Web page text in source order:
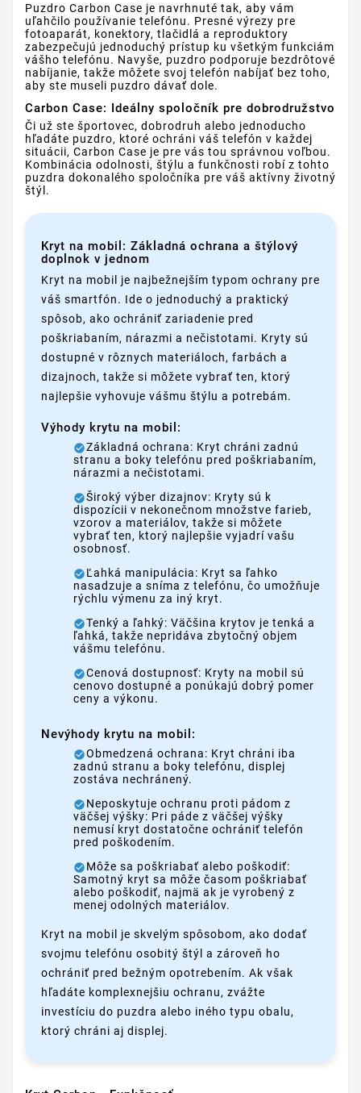
Puzdro Carbon Case je navrhnuté tak, aby vám
uľahčilo používanie telefónu. Presné výrezy pre
fotoaparát, konektory, tlačidlá a reproduktory
zabezpečujú jednoduchý prístup ku všetkým funkciám
vášho telefónu. Navyše, puzdro podporuje bezdrôtové
nabíjanie, takže môžete svoj telefón nabíjať bez toho,
aby ste museli puzdro dávať dole.
Carbon Case: Ideálny spoločník pre dobrodružstvo
Či už ste športovec, dobrodruh alebo jednoducho
hľadáte puzdro, ktoré ochráni váš telefón v každej
situácii, Carbon Case je pre vás tou správnou voľbou.
Kombinácia odolnosti, štýlu a funkčnosti robí z tohto
puzdra dokonalého spoločníka pre váš aktívny životný
štýl.
Kryt na mobil: Základná ochrana a štýlový
doplnok v jednom
Kryt na mobil je najbežnejším typom ochrany pre
váš smartfón. Ide o jednoduchý a praktický
spôsob, ako ochrániť zariadenie pred
poškriabaním, nárazmi a nečistotami. Kryty sú
dostupné v rôznych materiáloch, farbách a
dizajnoch, takže si môžete vybrať ten, ktorý
najlepšie vyhovuje vášmu štýlu a potrebám.
Výhody krytu na mobil:
Základná ochrana: Kryt chráni zadnú
stranu a boky telefónu pred poškriabaním,
nárazmi a nečistotami.
Široký výber dizajnov: Kryty sú k
dispozícii v nekonečnom množstve farieb,
vzorov a materiálov, takže si môžete
vybrať ten, ktorý najlepšie vyjadrí vašu
osobnosť.
Ľahká manipulácia: Kryt sa ľahko
nasadzuje a sníma z telefónu, čo umožňuje
rýchlu výmenu za iný kryt.
Tenký a ľahký: Väčšina krytov je tenká a
ľahká, takže nepridáva zbytočný objem
vášmu telefónu.
Cenová dostupnosť: Kryty na mobil sú
cenovo dostupné a ponúkajú dobrý pomer
ceny a výkonu.
Nevýhody krytu na mobil:
Obmedzená ochrana: Kryt chráni iba
zadnú stranu a boky telefónu, displej
zostáva nechránený.
Neposkytuje ochranu proti pádom z
väčšej výšky: Pri páde z väčšej výšky
nemusí kryt dostatočne ochrániť telefón
pred poškodením.
Môže sa poškriabať alebo poškodiť:
Samotný kryt sa môže časom poškriabať
alebo poškodiť, najmä ak je vyrobený z
menej odolných materiálov.
Kryt na mobil je skvelým spôsobom, ako dodať
svojmu telefónu osobitý štýl a zároveň ho
ochrániť pred bežným opotrebením. Ak však
hľadáte komplexnejšiu ochranu, zvážte
investíciu do puzdra alebo iného typu obalu,
ktorý chráni aj displej.